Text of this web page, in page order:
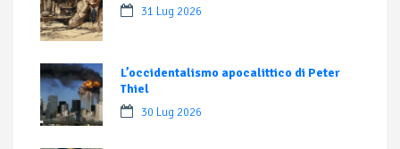
31 Lug 2026
L’occidentalismo apocalittico di Peter
Thiel
30 Lug 2026